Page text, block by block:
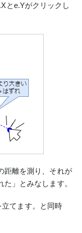
とe.Yがクリックし
距離を測り、それが
」とみなします。
てます。と同時